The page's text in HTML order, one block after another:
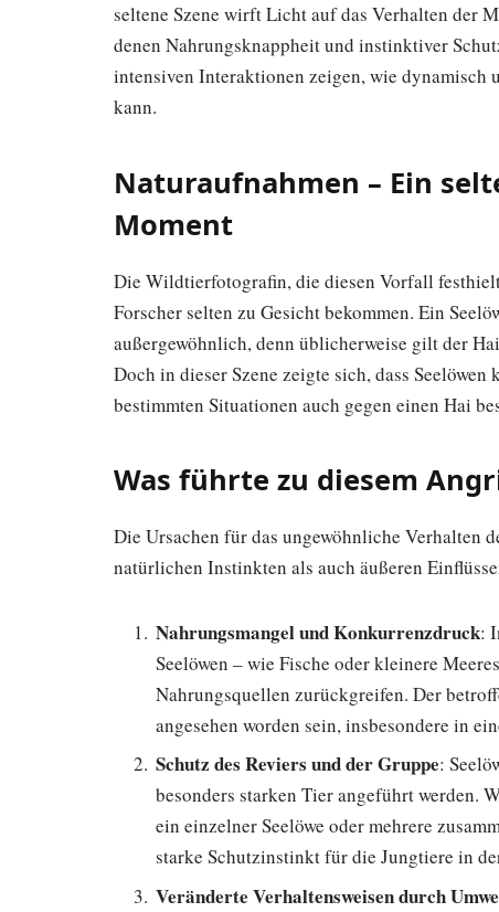
seltene Szene wirft Licht auf das Verhalten der
denen Nahrungsknappheit und instinktiver
intensiven Interaktionen zeigen, wie dynamisch
kann.
Naturaufnahmen – Ein
Moment
Die Wildtierfotografin, die diesen Vorfall
Forscher selten zu Gesicht bekommen. Ein
außergewöhnlich, denn üblicherweise gilt der
Doch in dieser Szene zeigte sich, dass
bestimmten Situationen auch gegen einen Hai
Was führte zu diesem
Die Ursachen für das ungewöhnliche Verhalten
natürlichen Instinkten als auch äußeren
Nahrungsmangel und Konkurrenzdruck:
Seelöwen – wie Fische oder kleinere
Nahrungsquellen zurückgreifen. Der
angesehen worden sein, insbesondere in
Schutz des Reviers und der Gruppe:
besonders starken Tier angeführt werden.
ein einzelner Seelöwe oder mehrere
starke Schutzinstinkt für die Jungtiere in
Veränderte Verhaltensweisen durch